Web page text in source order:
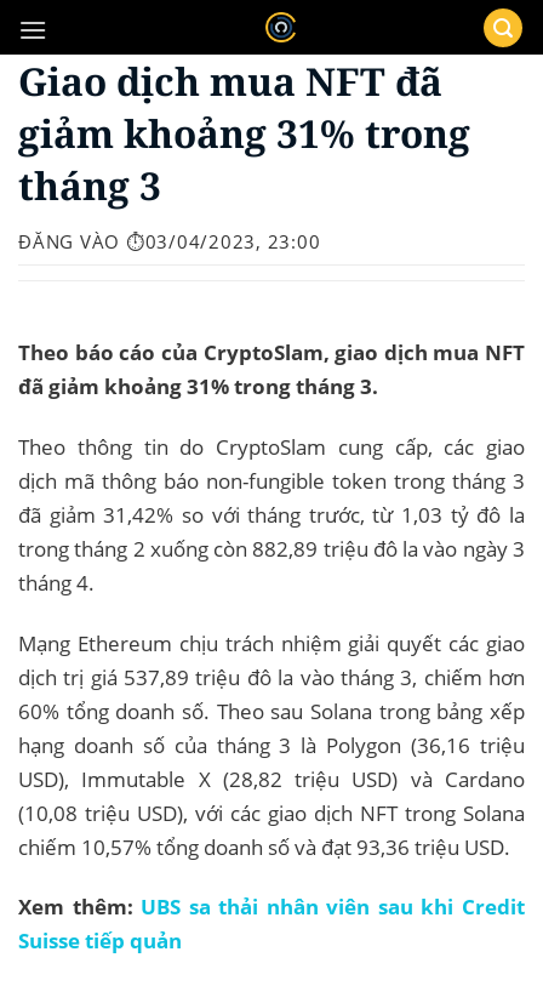
qua
nội
dung
Giao dịch mua NFT đã
giảm khoảng 31% trong
tháng 3
ĐĂNG VÀO ⏱️03/04/2023, 23:00
Theo báo cáo của CryptoSlam, giao dịch mua NFT
đã giảm khoảng 31% trong tháng 3.
Theo thông tin do CryptoSlam cung cấp, các giao
dịch mã thông báo non-fungible token trong tháng 3
đã giảm 31,42% so với tháng trước, từ 1,03 tỷ đô la
trong tháng 2 xuống còn 882,89 triệu đô la vào ngày 3
tháng 4.
Mạng Ethereum chịu trách nhiệm giải quyết các giao
dịch trị giá 537,89 triệu đô la vào tháng 3, chiếm hơn
60% tổng doanh số. Theo sau Solana trong bảng xếp
hạng doanh số của tháng 3 là Polygon (36,16 triệu
USD), Immutable X (28,82 triệu USD) và Cardano
(10,08 triệu USD), với các giao dịch NFT trong Solana
chiếm 10,57% tổng doanh số và đạt 93,36 triệu USD.
Xem thêm: UBS sa thải nhân viên sau khi Credit
Suisse tiếp quản